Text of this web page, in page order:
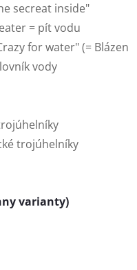
secreat inside"
= pít vodu
for water" (= Blázen
vody
trojúhelníky
varianty)